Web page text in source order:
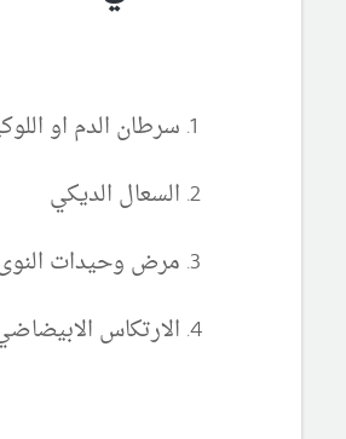
سرطان الدم او
السعال الديكي
مرض وحيدات
الارتكاس